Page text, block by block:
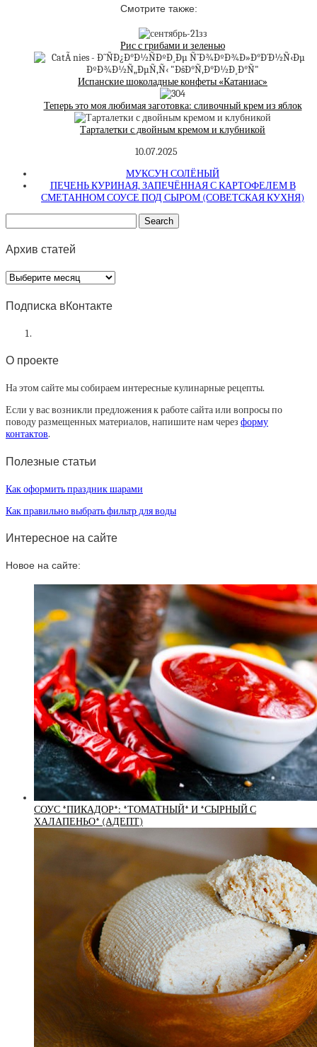
Смотрите также:
Рис с грибами и зеленью
Испанские шоколадные конфеты «Катаниас»
Теперь это моя любимая заготовка: сливочный крем из яблок
Тарталетки с двойным кремом и клубникой
10.07.2025
МУКСУН СОЛЁНЫЙ
ПЕЧЕНЬ КУРИНАЯ, ЗАПЕЧЁННАЯ С КАРТОФЕЛЕМ В
СМЕТАННОМ СОУСЕ ПОД СЫРОМ (СОВЕТСКАЯ КУХНЯ)
Архив статей
Архив
статей
Подписка вКонтакте
О проекте
На этом сайте мы собираем интересные кулинарные рецепты.
Если у вас возникли предложения к работе сайта или вопросы по
поводу размещенных материалов, напишите нам через форму
контактов.
Полезные статьи
Как оформить праздник шарами
Как правильно выбрать фильтр для воды
Интересное на сайте
Новое на сайте:
СОУС *ПИКАДОР*: *ТОМАТНЫЙ* И *СЫРНЫЙ С
ХАЛАПЕНЬО* (АДЕПТ)